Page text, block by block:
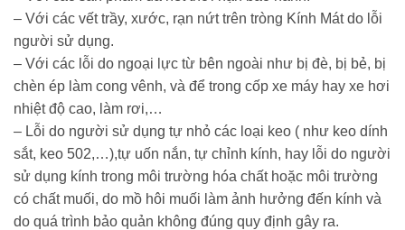
– Với các vết trầy, xước, rạn nứt trên tròng Kính Mát do lỗi
người sử dụng.
– Với các lỗi do ngoại lực từ bên ngoài như bị đè, bị bẻ, bị
chèn ép làm cong vênh, và để trong cốp xe máy hay xe hơi
nhiệt độ cao, làm rơi,…
– Lỗi do người sử dụng tự nhỏ các loại keo ( như keo dính
sắt, keo 502,…),tự uốn nắn, tự chỉnh kính, hay lỗi do người
sử dụng kính trong môi trường hóa chất hoặc môi trường
có chất muối, do mồ hôi muối làm ảnh hưởng đến kính và
do quá trình bảo quản không đúng quy định gây ra.